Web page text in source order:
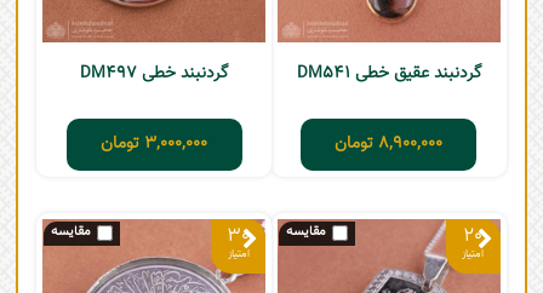
گردنبند عقیق خطی DM541
8,900,000 تومان
گردنبند خطی DM497
3,000,000 تومان
20
30